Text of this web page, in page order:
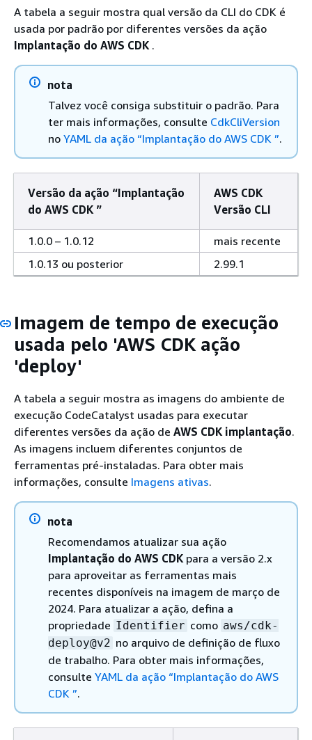
A tabela a seguir mostra qual versão da CLI do CDK é
usada por padrão por diferentes versões da ação
Implantação do AWS CDK .
nota
Talvez você consiga substituir o padrão. Para
ter mais informações, consulte CdkCliVersion
no YAML da ação “Implantação do AWS CDK ”.
Versão da ação “Implantação
do AWS CDK ”
AWS CDK
Versão CLI
1.0.0 – 1.0.12
mais recente
1.0.13 ou posterior
2.99.1
Imagem de tempo de execução
usada pelo 'AWS CDK ação
'deploy'
A tabela a seguir mostra as imagens do ambiente de
execução CodeCatalyst usadas para executar
diferentes versões da ação de AWS CDK implantação.
As imagens incluem diferentes conjuntos de
ferramentas pré-instaladas. Para obter mais
informações, consulte Imagens ativas.
nota
Recomendamos atualizar sua ação
Implantação do AWS CDK para a versão 2.x
para aproveitar as ferramentas mais
recentes disponíveis na imagem de março de
2024. Para atualizar a ação, defina a
propriedade Identifier como aws/cdk-
deploy@v2 no arquivo de definição de fluxo
de trabalho. Para obter mais informações,
consulte YAML da ação “Implantação do AWS
CDK ”.